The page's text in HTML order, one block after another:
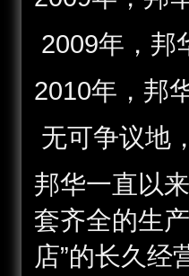
2009年，邦
2010年，邦
无可争议地
邦华一直以
套齐全的生
店”的长久经